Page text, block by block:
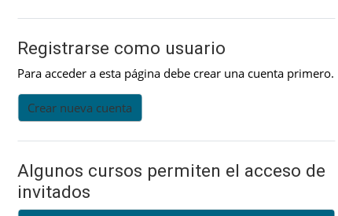
Registrarse como usuario
Para acceder a esta página debe crear una cuenta primero.
Crear nueva cuenta
Algunos cursos permiten el acceso de
invitados